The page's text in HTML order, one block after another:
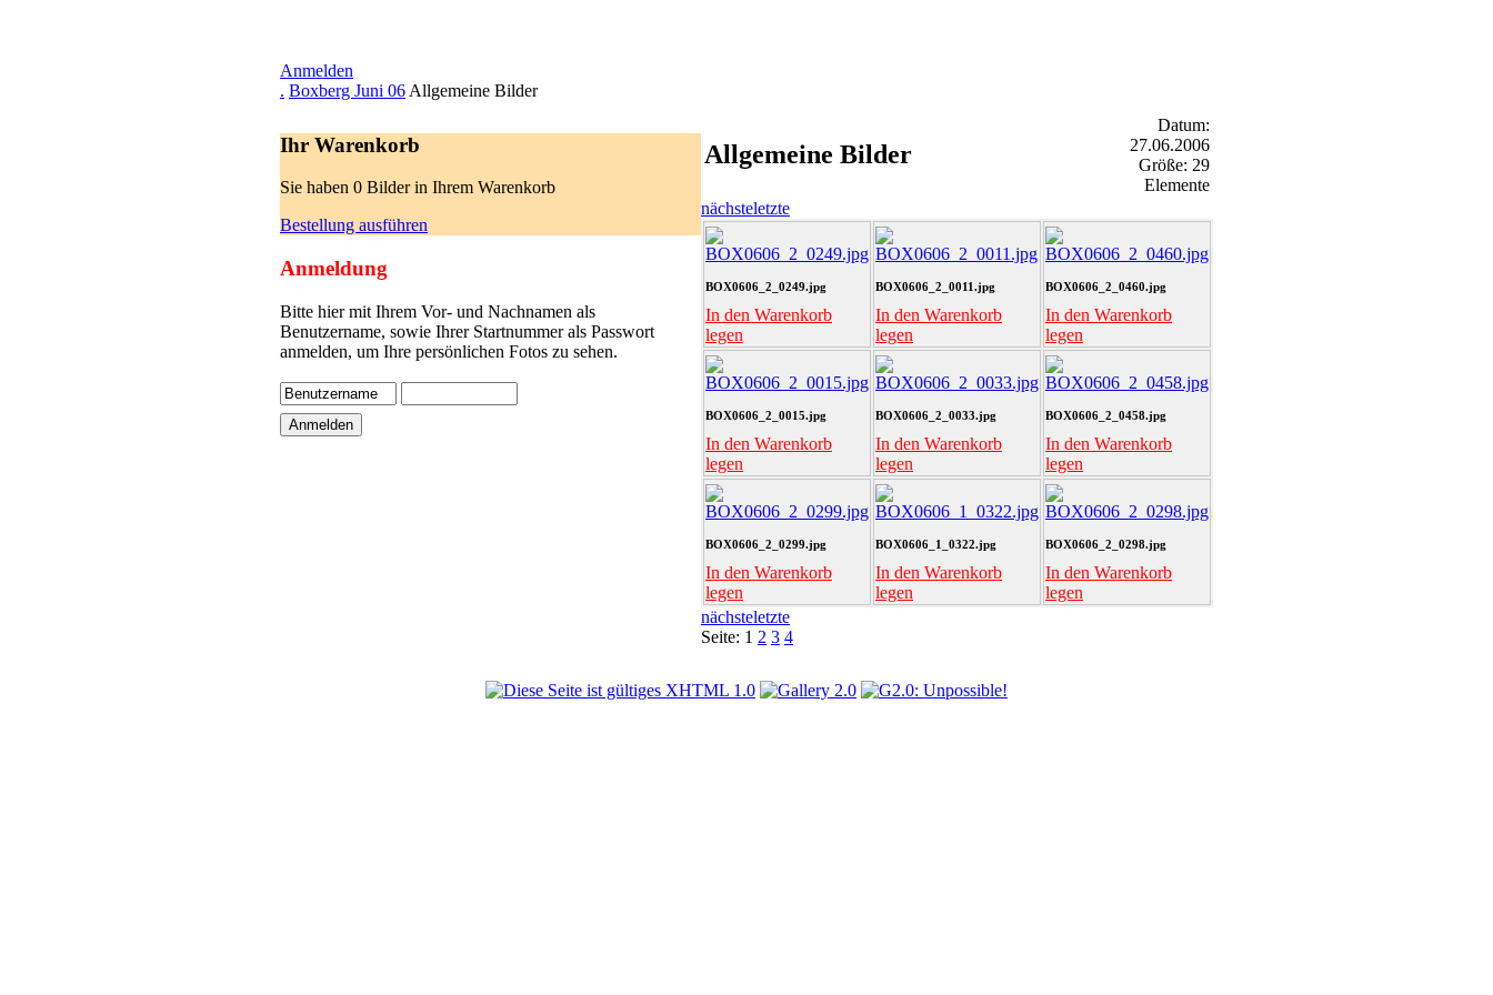
Anmelden
. Boxberg Juni 06 Allgemeine Bilder
Ihr Warenkorb
Sie haben 0 Bilder in Ihrem Warenkorb
Bestellung ausführen
Anmeldung
Bitte hier mit Ihrem Vor- und Nachnamen als
Benutzername, sowie Ihrer Startnummer als Passwort
anmelden, um Ihre persönlichen Fotos zu sehen.
Allgemeine Bilder
Datum:
27.06.2006
Größe: 29
Elemente
nächsteletzte
BOX0606_2_0249.jpg
In den Warenkorb
legen
BOX0606_2_0011.jpg
In den Warenkorb
legen
BOX0606_2_0460.jpg
In den Warenkorb
legen
BOX0606_2_0015.jpg
In den Warenkorb
legen
BOX0606_2_0033.jpg
In den Warenkorb
legen
BOX0606_2_0458.jpg
In den Warenkorb
legen
BOX0606_2_0299.jpg
In den Warenkorb
legen
BOX0606_1_0322.jpg
In den Warenkorb
legen
BOX0606_2_0298.jpg
In den Warenkorb
legen
nächsteletzte
Seite: 1 2 3 4